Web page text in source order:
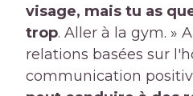
visage, mais tu as
trop. Aller à la gym. »
relations basées sur
communication